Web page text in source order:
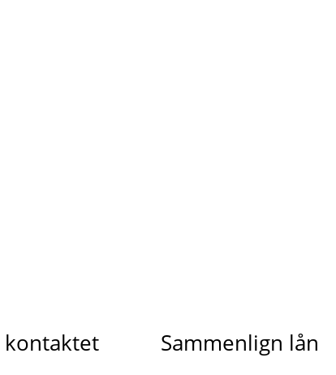
kontaktet Sammenlign lån